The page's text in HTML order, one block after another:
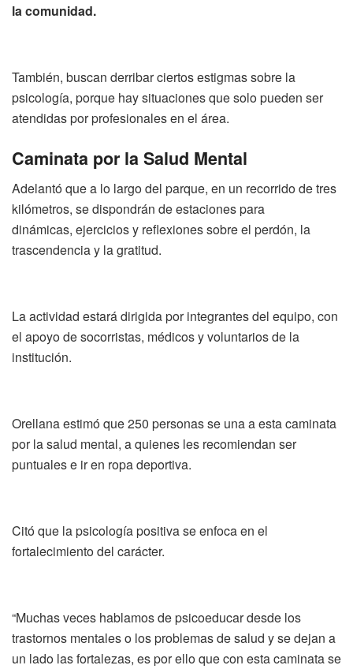
la comunidad.
También, buscan derribar ciertos estigmas sobre la
psicología, porque hay situaciones que solo pueden ser
atendidas por profesionales en el área.
Caminata por la Salud Mental
Adelantó que a lo largo del parque, en un recorrido de tres
kilómetros, se dispondrán de estaciones para
dinámicas, ejercicios y reflexiones sobre el perdón, la
trascendencia y la gratitud.
La actividad estará dirigida por integrantes del equipo, con
el apoyo de socorristas, médicos y voluntarios de la
institución.
Orellana estimó que 250 personas se una a esta caminata
por la salud mental, a quienes les recomiendan ser
puntuales e ir en ropa deportiva.
Citó que la psicología positiva se enfoca en el
fortalecimiento del carácter.
“Muchas veces hablamos de psicoeducar desde los
trastornos mentales o los problemas de salud y se dejan a
un lado las fortalezas, es por ello que con esta caminata se